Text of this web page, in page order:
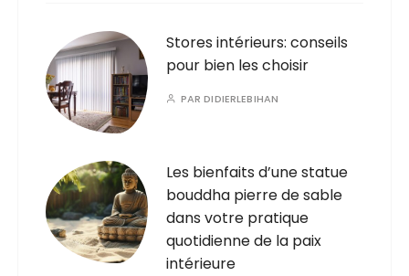
Stores intérieurs: conseils
pour bien les choisir
PARDIDIERLEBIHAN
Les bienfaits d’une statue
bouddha pierre de sable
dans votre pratique
quotidienne de la paix
intérieure